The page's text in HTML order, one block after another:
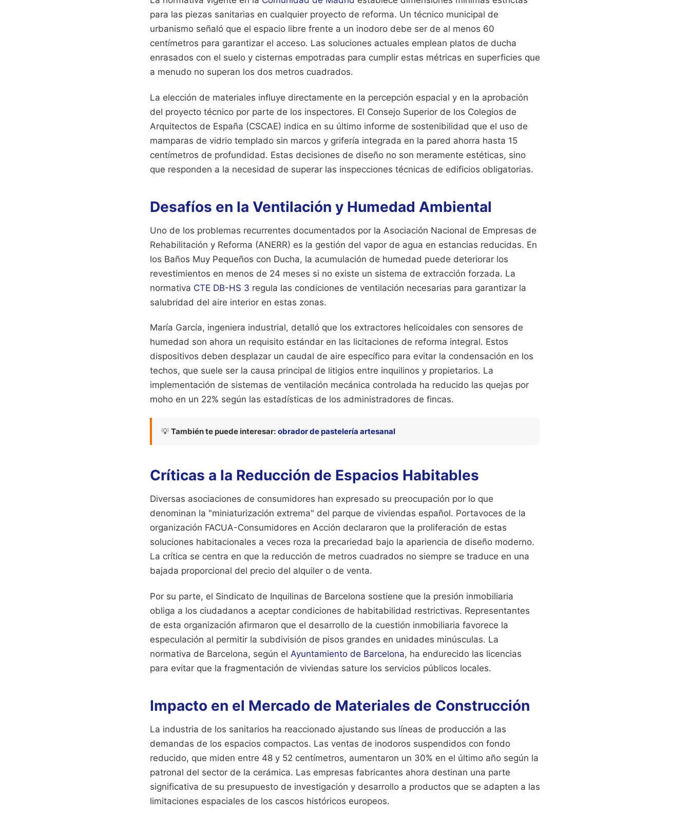
para las piezas sanitarias en cualquier proyecto de reforma. Un técnico municipal de
urbanismo señaló que el espacio libre frente a un inodoro debe ser de al menos 60
centímetros para garantizar el acceso. Las soluciones actuales emplean platos de ducha
enrasados con el suelo y cisternas empotradas para cumplir estas métricas en superficies que
a menudo no superan los dos metros cuadrados.
La elección de materiales influye directamente en la percepción espacial y en la aprobación
del proyecto técnico por parte de los inspectores. El Consejo Superior de los Colegios de
Arquitectos de España (CSCAE) indica en su último informe de sostenibilidad que el uso de
mamparas de vidrio templado sin marcos y grifería integrada en la pared ahorra hasta 15
centímetros de profundidad. Estas decisiones de diseño no son meramente estéticas, sino
que responden a la necesidad de superar las inspecciones técnicas de edificios obligatorias.
Desafíos en la Ventilación y Humedad Ambiental
Uno de los problemas recurrentes documentados por la Asociación Nacional de Empresas de
Rehabilitación y Reforma (ANERR) es la gestión del vapor de agua en estancias reducidas. En
los Baños Muy Pequeños con Ducha, la acumulación de humedad puede deteriorar los
revestimientos en menos de 24 meses si no existe un sistema de extracción forzada. La
normativa CTE DB-HS 3 regula las condiciones de ventilación necesarias para garantizar la
salubridad del aire interior en estas zonas.
María García, ingeniera industrial, detalló que los extractores helicoidales con sensores de
humedad son ahora un requisito estándar en las licitaciones de reforma integral. Estos
dispositivos deben desplazar un caudal de aire específico para evitar la condensación en los
techos, que suele ser la causa principal de litigios entre inquilinos y propietarios. La
implementación de sistemas de ventilación mecánica controlada ha reducido las quejas por
moho en un 22% según las estadísticas de los administradores de fincas.
💡 También te puede interesar: obrador de pastelería artesanal
Críticas a la Reducción de Espacios Habitables
Diversas asociaciones de consumidores han expresado su preocupación por lo que
denominan la "miniaturización extrema" del parque de viviendas español. Portavoces de la
organización FACUA-Consumidores en Acción declararon que la proliferación de estas
soluciones habitacionales a veces roza la precariedad bajo la apariencia de diseño moderno.
La crítica se centra en que la reducción de metros cuadrados no siempre se traduce en una
bajada proporcional del precio del alquiler o de venta.
Por su parte, el Sindicato de Inquilinas de Barcelona sostiene que la presión inmobiliaria
obliga a los ciudadanos a aceptar condiciones de habitabilidad restrictivas. Representantes
de esta organización afirmaron que el desarrollo de la cuestión inmobiliaria favorece la
especulación al permitir la subdivisión de pisos grandes en unidades minúsculas. La
normativa de Barcelona, según el Ayuntamiento de Barcelona, ha endurecido las licencias
para evitar que la fragmentación de viviendas sature los servicios públicos locales.
Impacto en el Mercado de Materiales de Construcción
La industria de los sanitarios ha reaccionado ajustando sus líneas de producción a las
demandas de los espacios compactos. Las ventas de inodoros suspendidos con fondo
reducido, que miden entre 48 y 52 centímetros, aumentaron un 30% en el último año según la
patronal del sector de la cerámica. Las empresas fabricantes ahora destinan una parte
significativa de su presupuesto de investigación y desarrollo a productos que se adapten a las
limitaciones espaciales de los cascos históricos europeos.